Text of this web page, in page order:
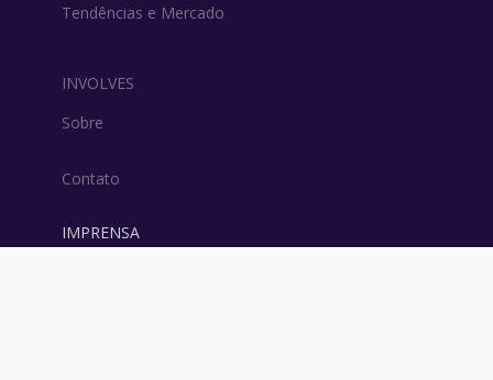
Tendências e Mercado
INVOLVES
Sobre
Contato
IMPRENSA